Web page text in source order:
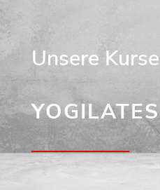
Unsere Kurse
YOGILATES